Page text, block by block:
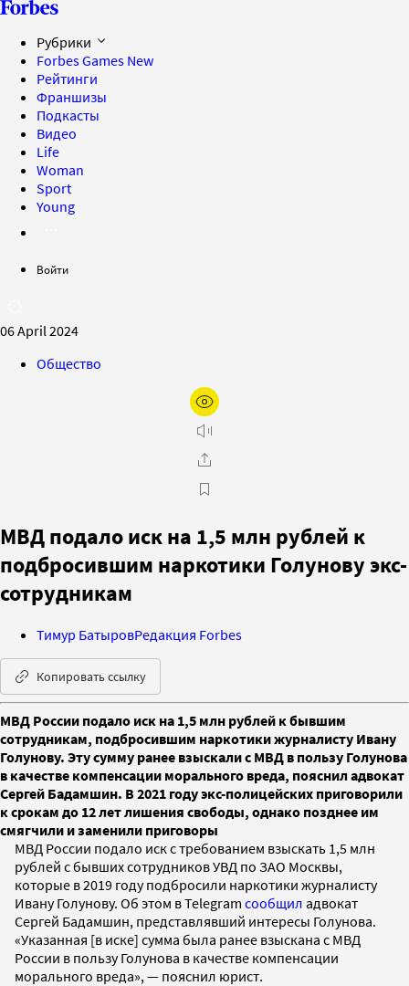
Рубрики
Forbes Games New
Рейтинги
Франшизы
Подкасты
Видео
Life
Woman
Sport
Young
Войти
06 April 2024
Общество
МВД подало иск на 1,5 млн рублей к
подбросившим наркотики Голунову экс-
сотрудникам
Тимур БатыровРедакция Forbes
Копировать ссылку
МВД России подало иск на 1,5 млн рублей к бывшим
сотрудникам, подбросившим наркотики журналисту Ивану
Голунову. Эту сумму ранее взыскали с МВД в пользу Голунова
в качестве компенсации морального вреда, пояснил адвокат
Сергей Бадамшин. В 2021 году экс-полицейских приговорили
к срокам до 12 лет лишения свободы, однако позднее им
смягчили и заменили приговоры
МВД России подало иск с требованием взыскать 1,5 млн
рублей с бывших сотрудников УВД по ЗАО Москвы,
которые в 2019 году подбросили наркотики журналисту
Ивану Голунову. Об этом в Telegram сообщил адвокат
Сергей Бадамшин, представлявший интересы Голунова.
«Указанная [в иске] сумма была ранее взыскана с МВД
России в пользу Голунова в качестве компенсации
морального вреда», — пояснил юрист.